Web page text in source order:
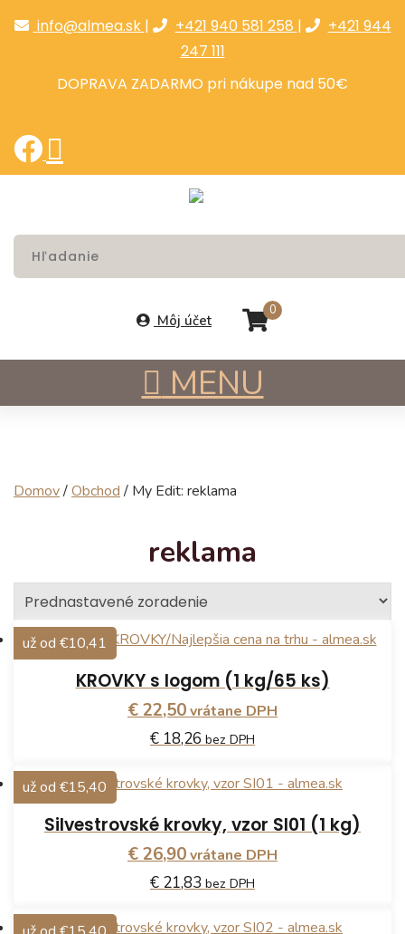
info@almea.sk | +421 940 581 258 |
+421 944
247 111
DOPRAVA ZADARMO pri nákupe nad 50€
Môj účet
0
MENU
Domov/Obchod / My Edit: reklama
reklama
KROVKY s logom (1 kg/65 ks)
€ 22,50vrátane DPH
€ 18,26 bez DPH
už od €10,41
Silvestrovské krovky, vzor SI01 (1 kg)
€ 26,90vrátane DPH
€ 21,83 bez DPH
už od €15,40